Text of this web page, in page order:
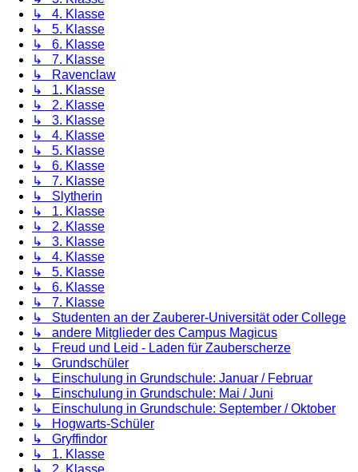
↳ 4. Klasse
↳ 5. Klasse
↳ 6. Klasse
↳ 7. Klasse
↳ Ravenclaw
↳ 1. Klasse
↳ 2. Klasse
↳ 3. Klasse
↳ 4. Klasse
↳ 5. Klasse
↳ 6. Klasse
↳ 7. Klasse
↳ Slytherin
↳ 1. Klasse
↳ 2. Klasse
↳ 3. Klasse
↳ 4. Klasse
↳ 5. Klasse
↳ 6. Klasse
↳ 7. Klasse
↳ Studenten an der Zauberer-Universität oder College
↳ andere Mitglieder des Campus Magicus
↳ Freud und Leid - Laden für Zauberscherze
↳ Grundschüler
↳ Einschulung in Grundschule: Januar / Februar
↳ Einschulung in Grundschule: Mai / Juni
↳ Einschulung in Grundschule: September / Oktober
↳ Hogwarts-Schüler
↳ Gryffindor
↳ 1. Klasse
↳ 2. Klasse